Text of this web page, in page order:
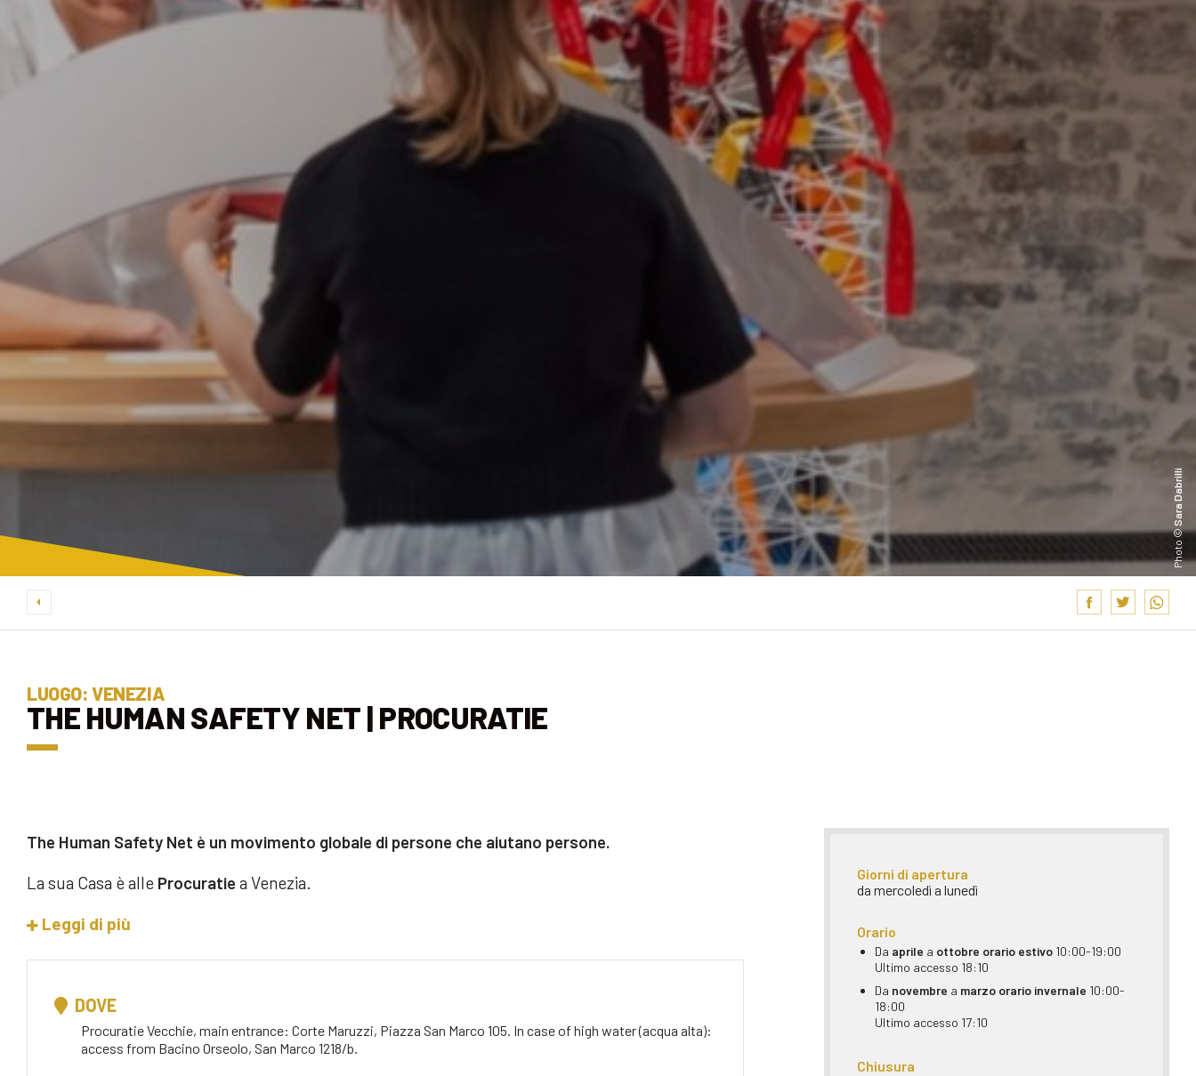
Photo ©
Sara Dabrilli
LUOGO: VENEZIA
THE HUMAN SAFETY NET | PROCURATIE
The Human Safety Net è un movimento globale di persone che aiutano persone.
La sua Casa è alle Procuratie a Venezia.
Leggi di più
DOVE
Procuratie Vecchie, main entrance: Corte Maruzzi, Piazza San Marco 105. In case of high water (acqua alta):
access from Bacino Orseolo, San Marco 1218/b.
Giorni di apertura
da mercoledì a lunedì
Orario
Da aprile a ottobre orario estivo 10:00-19:00
Ultimo accesso 18:10
Da novembre a marzo orario invernale 10:00-
18:00
Ultimo accesso 17:10
Chiusura